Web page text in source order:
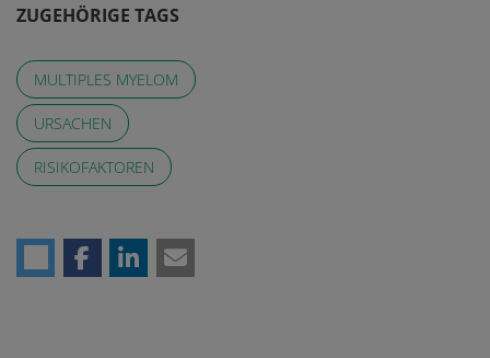
ZUGEHÖRIGE TAGS
MULTIPLES MYELOM
URSACHEN
RISIKOFAKTOREN